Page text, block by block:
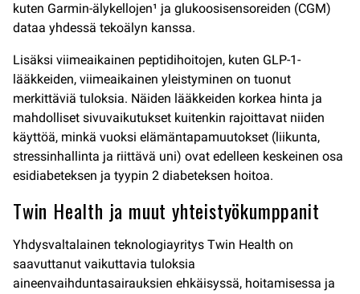
kuten Garmin-älykellojen¹ ja glukoosisensoreiden (CGM)
dataa yhdessä tekoälyn kanssa.
Lisäksi viimeaikainen peptidihoitojen, kuten GLP-1-
lääkkeiden, viimeaikainen yleistyminen on tuonut
merkittäviä tuloksia. Näiden lääkkeiden korkea hinta ja
mahdolliset sivuvaikutukset kuitenkin rajoittavat niiden
käyttöä, minkä vuoksi elämäntapamuutokset (liikunta,
stressinhallinta ja riittävä uni) ovat edelleen keskeinen osa
esidiabeteksen ja tyypin 2 diabeteksen hoitoa.
Twin Health ja muut yhteistyökumppanit
Yhdysvaltalainen teknologiayritys Twin Health on
saavuttanut vaikuttavia tuloksia
aineenvaihduntasairauksien ehkäisyssä, hoitamisessa ja